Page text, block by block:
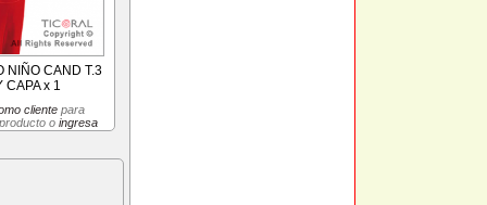
NIÑO CAND T.3
CAPA x 1
clientepara
o ingresa